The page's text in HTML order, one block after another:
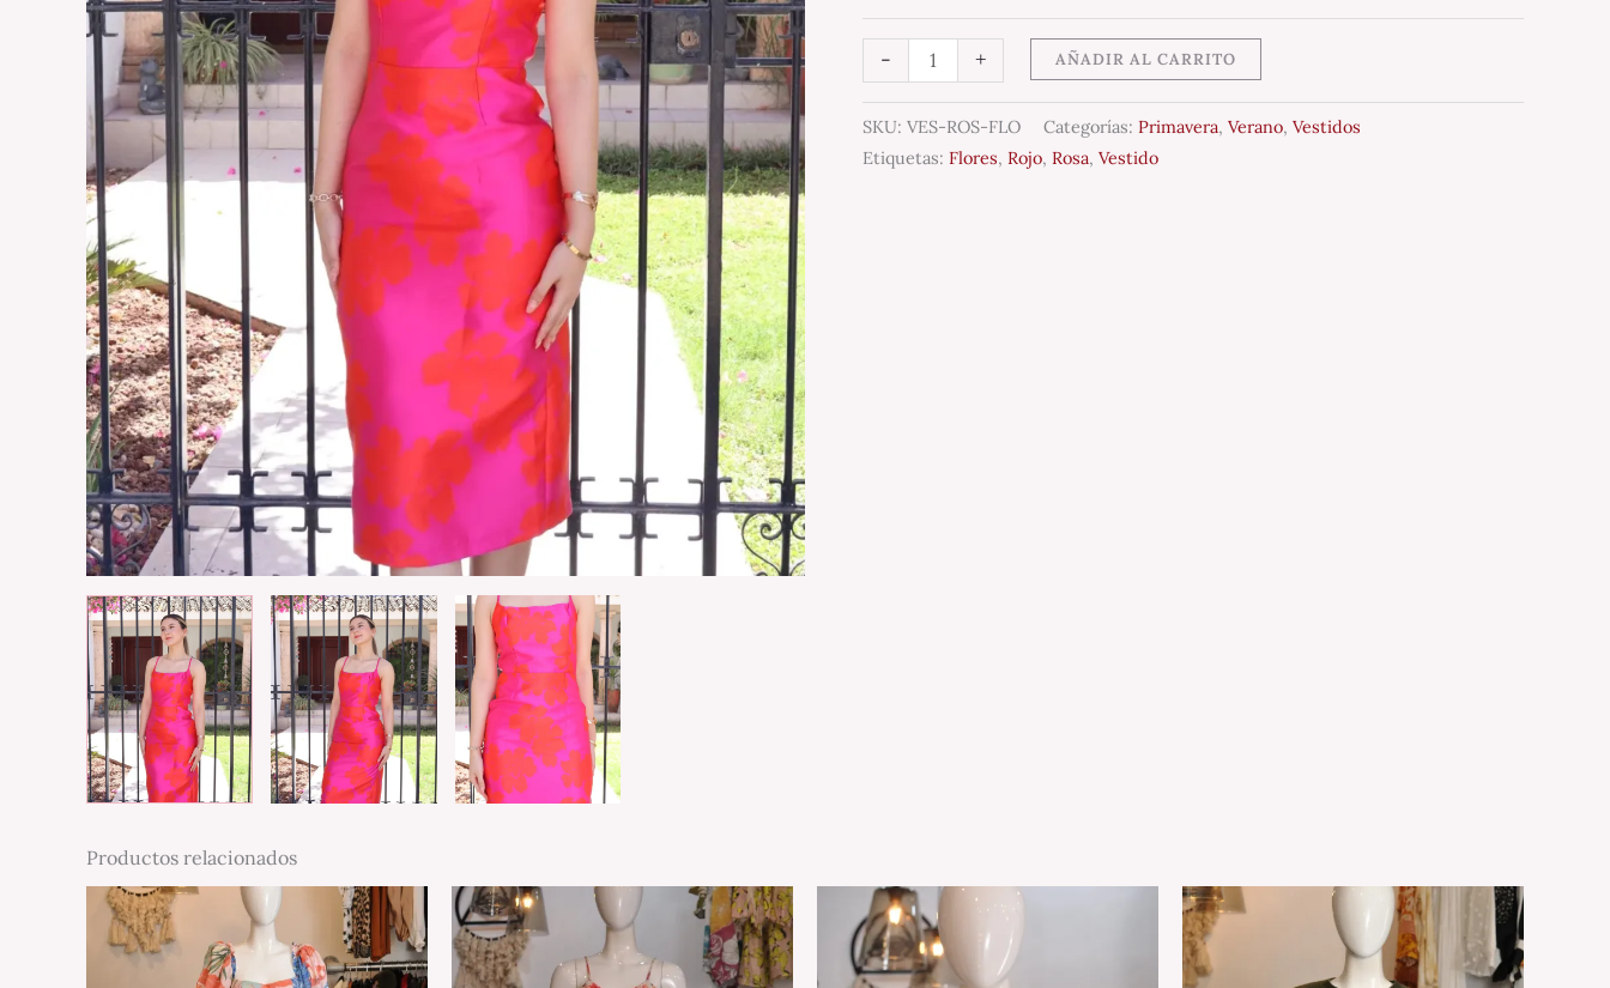
- + AÑADIR AL CARRITO
SKU: VES-ROS-FLO Categorías: Primavera, Verano, Vestidos
Etiquetas: Flores, Rojo, Rosa, Vestido
Productos relacionados